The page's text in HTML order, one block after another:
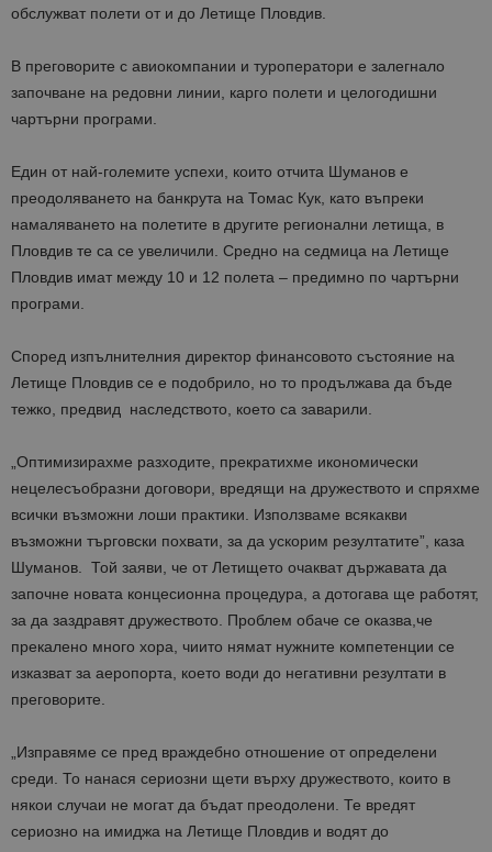
обслужват полети от и до Летище Пловдив.
В преговорите с авиокомпании и туроператори е залегнало
започване на редовни линии, карго полети и целогодишни
чартърни програми.
Един от най-големите успехи, които отчита Шуманов е
преодоляването на банкрута на Томас Кук, като въпреки
намаляването на полетите в другите регионални летища, в
Пловдив те са се увеличили. Средно на седмица на Летище
Пловдив имат между 10 и 12 полета – предимно по чартърни
програми.
Според изпълнителния директор финансовото състояние на
Летище Пловдив се е подобрило, но то продължава да бъде
тежко, предвид наследството, което са заварили.
„Оптимизирахме разходите, прекратихме икономически
нецелесъобразни договори, вредящи на дружеството и спряхме
всички възможни лоши практики. Използваме всякакви
възможни търговски похвати, за да ускорим резултатите”, каза
Шуманов. Той заяви, че от Летището очакват държавата да
започне новата концесионна процедура, а дотогава ще работят,
за да заздравят дружеството. Проблем обаче се оказва,че
прекалено много хора, чиито нямат нужните компетенции се
изказват за аеропорта, което води до негативни резултати в
преговорите.
„Изправяме се пред враждебно отношение от определени
среди. То нанася сериозни щети върху дружеството, които в
някои случаи не могат да бъдат преодолени. Те вредят
сериозно на имиджа на Летище Пловдив и водят до